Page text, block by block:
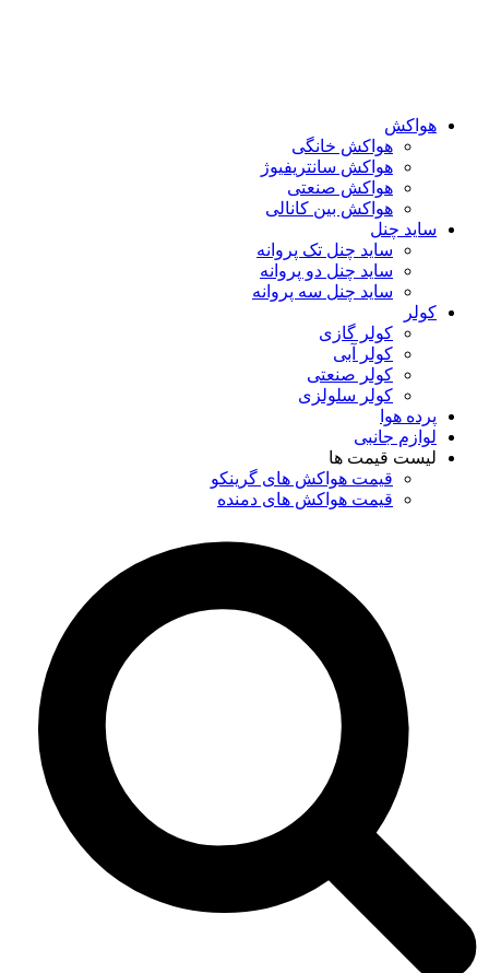
هواکش
هواکش خانگی
هواکش سانتریفیوژ
هواکش صنعتی
هواکش بین کانالی
ساید چنل
ساید چنل تک پروانه
ساید چنل دو پروانه
ساید چنل سه پروانه
کولر
کولر گازی
کولر آبی
کولر صنعتی
کولر سلولزی
پرده هوا
لوازم جانبی
لیست قیمت ها
قیمت هواکش های گرینکو
قیمت هواکش های دمنده